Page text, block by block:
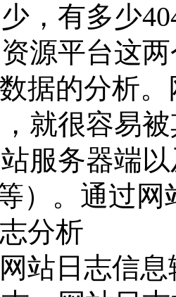
，有多少
源平台这
据的分析
就很容易
服务器端
）。通过
分析
站日志信息